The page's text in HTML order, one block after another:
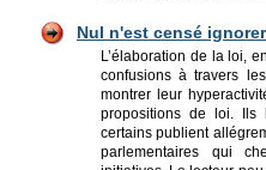
Nul n'est censé
L’élaboration de la loi,
confusions à travers
montrer leur
propositions de loi. Ils
certains publient
parlementaires qui